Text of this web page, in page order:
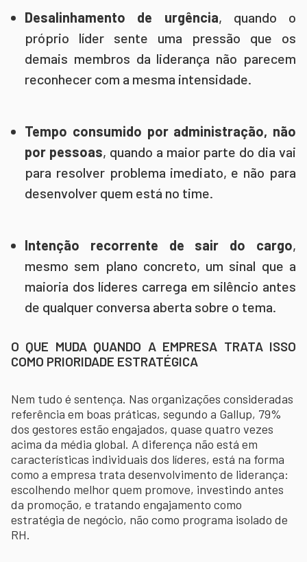
Desalinhamento de urgência, quando o
próprio líder sente uma pressão que os
demais membros da liderança não parecem
reconhecer com a mesma intensidade.
Tempo consumido por administração, não
por pessoas, quando a maior parte do dia vai
para resolver problema imediato, e não para
desenvolver quem está no time.
Intenção recorrente de sair do cargo,
mesmo sem plano concreto, um sinal que a
maioria dos líderes carrega em silêncio antes
de qualquer conversa aberta sobre o tema.
O QUE MUDA QUANDO A EMPRESA TRATA ISSO
COMO PRIORIDADE ESTRATÉGICA
Nem tudo é sentença. Nas organizações consideradas
referência em boas práticas, segundo a Gallup, 79%
dos gestores estão engajados, quase quatro vezes
acima da média global. A diferença não está em
características individuais dos líderes, está na forma
como a empresa trata desenvolvimento de liderança:
escolhendo melhor quem promove, investindo antes
da promoção, e tratando engajamento como
estratégia de negócio, não como programa isolado de
RH.